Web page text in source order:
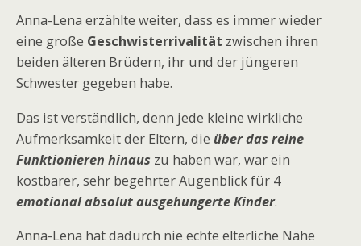
Anna-Lena erzählte weiter, dass es immer wieder
eine große Geschwisterrivalität zwischen ihren
beiden älteren Brüdern, ihr und der jüngeren
Schwester gegeben habe.
Das ist verständlich, denn jede kleine wirkliche
Aufmerksamkeit der Eltern, die über das reine
Funktionieren hinaus zu haben war, war ein
kostbarer, sehr begehrter Augenblick für 4
emotional absolut ausgehungerte Kinder.
Anna-Lena hat dadurch nie echte elterliche Nähe